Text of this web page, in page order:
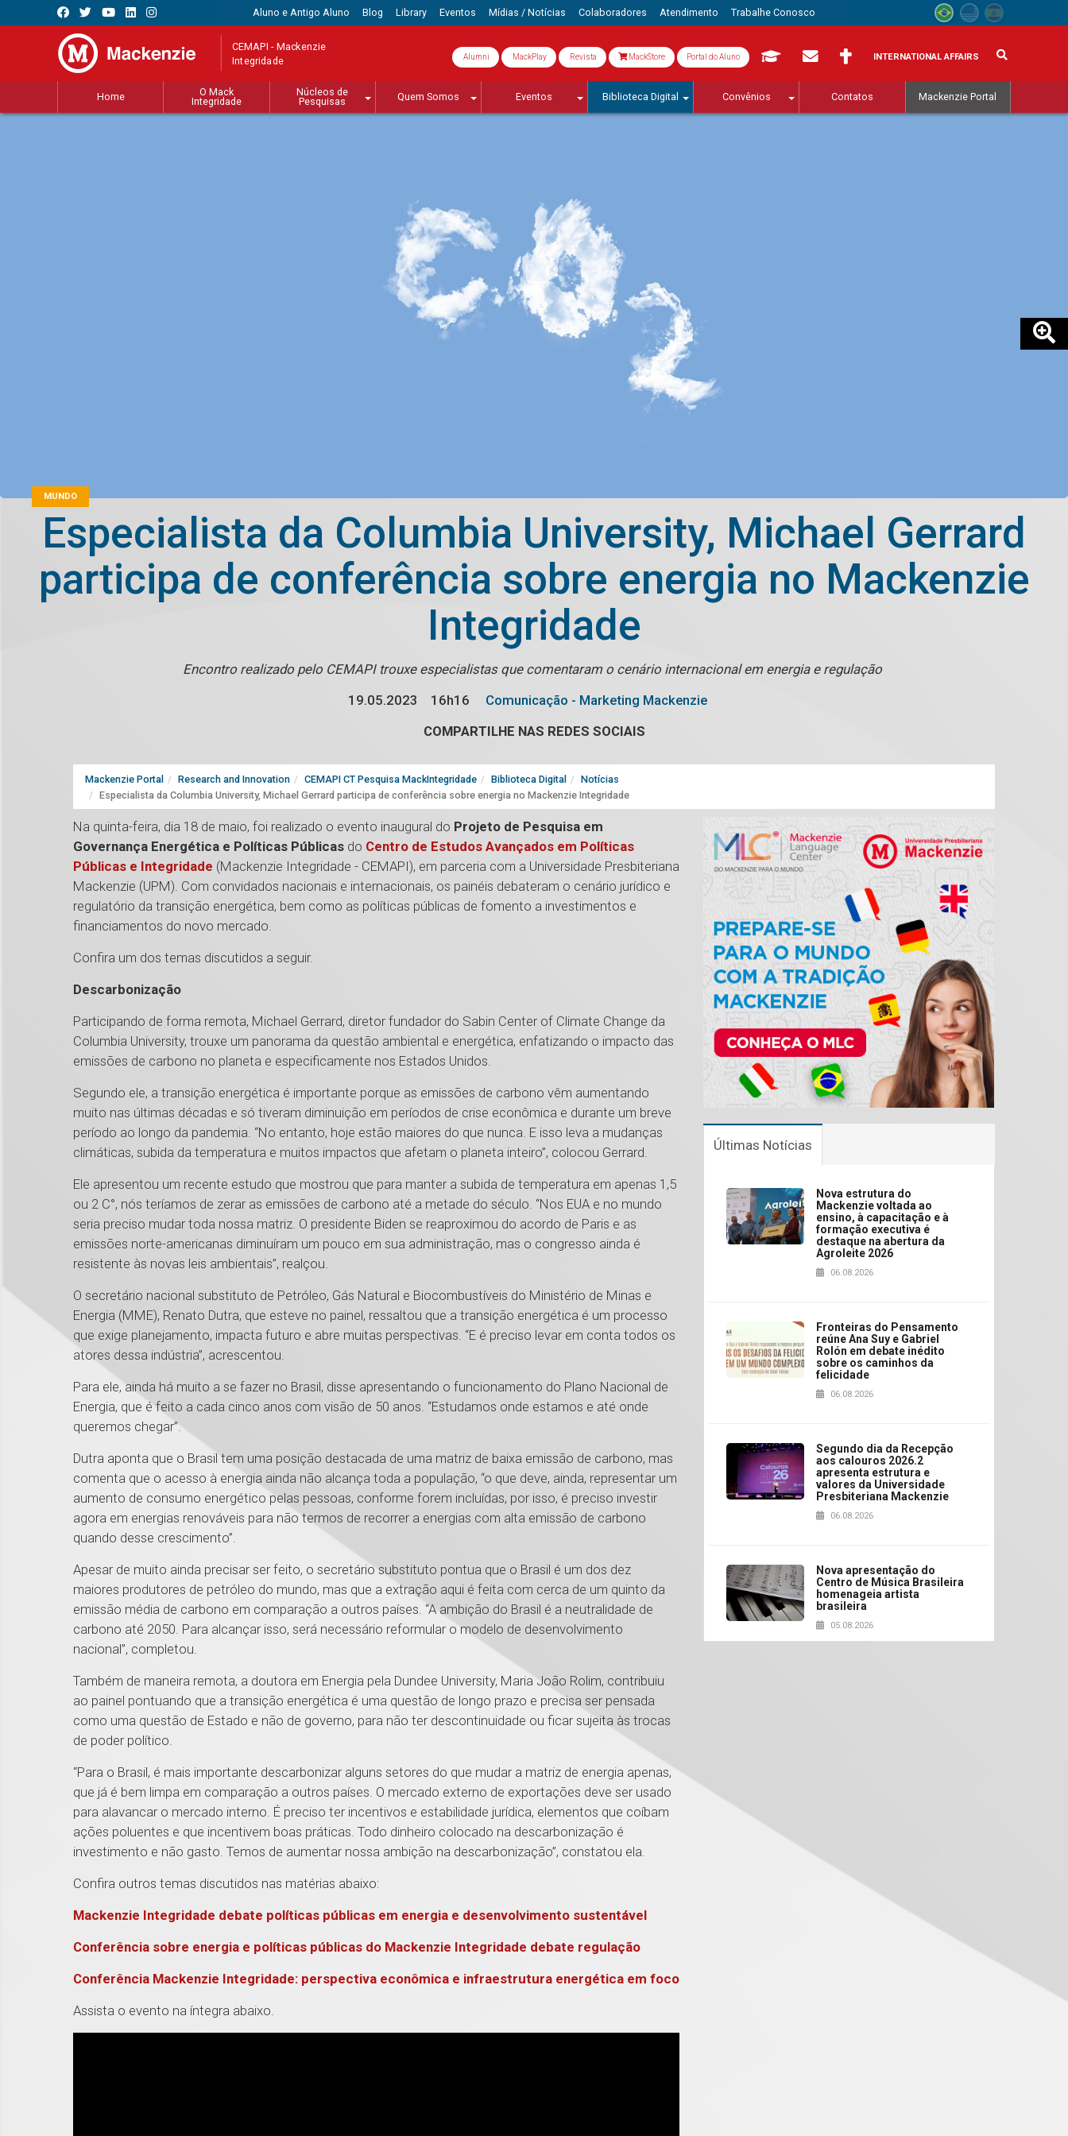
Aluno e Antigo Aluno Blog Library Eventos Mídias / Notícias Colaboradores Atendimento Trabalhe Conosco
CEMAPI - Mackenzie
Integridade Alumni MackPlay Revista MackStore Portal do Aluno INTERNATIONAL AFFAIRS
Home
O Mack
Integridade
Núcleos de
Pesquisas
Quem Somos Eventos Biblioteca Digital Convênios Contatos Mackenzie Portal
MUNDO
Especialista da Columbia University, Michael Gerrard
participa de conferência sobre energia no Mackenzie
Integridade
Encontro realizado pelo CEMAPI trouxe especialistas que comentaram o cenário internacional em energia e regulação
19.05.2023
16h16
Comunicação - Marketing Mackenzie
COMPARTILHE NAS REDES SOCIAIS
Mackenzie Portal Research and Innovation CEMAPI CT Pesquisa MackIntegridade Biblioteca Digital
Notícias
Especialista da Columbia University, Michael Gerrard participa de conferência sobre energia no Mackenzie Integridade
Na quinta-feira, dia 18 de maio, foi realizado o evento inaugural do Projeto de Pesquisa em
Governança Energética e Políticas Públicas do Centro de Estudos Avançados em Políticas
Públicas e Integridade (Mackenzie Integridade - CEMAPI), em parceria com a Universidade Presbiteriana
Mackenzie (UPM). Com convidados nacionais e internacionais, os painéis debateram o cenário jurídico e
regulatório da transição energética, bem como as políticas públicas de fomento a investimentos e
financiamentos do novo mercado.
Confira um dos temas discutidos a seguir.
Descarbonização
Participando de forma remota, Michael Gerrard, diretor fundador do Sabin Center of Climate Change da
Columbia University, trouxe um panorama da questão ambiental e energética, enfatizando o impacto das
emissões de carbono no planeta e especificamente nos Estados Unidos.
Segundo ele, a transição energética é importante porque as emissões de carbono vêm aumentando
muito nas últimas décadas e só tiveram diminuição em períodos de crise econômica e durante um breve
período ao longo da pandemia. “No entanto, hoje estão maiores do que nunca. E isso leva a mudanças
climáticas, subida da temperatura e muitos impactos que afetam o planeta inteiro”, colocou Gerrard.
Ele apresentou um recente estudo que mostrou que para manter a subida de temperatura em apenas 1,5
ou 2 C°, nós teríamos de zerar as emissões de carbono até a metade do século. “Nos EUA e no mundo
seria preciso mudar toda nossa matriz. O presidente Biden se reaproximou do acordo de Paris e as
emissões norte-americanas diminuíram um pouco em sua administração, mas o congresso ainda é
resistente às novas leis ambientais”, realçou.
O secretário nacional substituto de Petróleo, Gás Natural e Biocombustíveis do Ministério de Minas e
Energia (MME), Renato Dutra, que esteve no painel, ressaltou que a transição energética é um processo
que exige planejamento, impacta futuro e abre muitas perspectivas. “E é preciso levar em conta todos os
atores dessa indústria”, acrescentou.
Para ele, ainda há muito a se fazer no Brasil, disse apresentando o funcionamento do Plano Nacional de
Energia, que é feito a cada cinco anos com visão de 50 anos. “Estudamos onde estamos e até onde
queremos chegar”.
Dutra aponta que o Brasil tem uma posição destacada de uma matriz de baixa emissão de carbono, mas
comenta que o acesso à energia ainda não alcança toda a população, “o que deve, ainda, representar um
aumento de consumo energético pelas pessoas, conforme forem incluídas, por isso, é preciso investir
agora em energias renováveis para não termos de recorrer a energias com alta emissão de carbono
quando desse crescimento”.
Apesar de muito ainda precisar ser feito, o secretário substituto pontua que o Brasil é um dos dez
maiores produtores de petróleo do mundo, mas que a extração aqui é feita com cerca de um quinto da
emissão média de carbono em comparação a outros países. “A ambição do Brasil é a neutralidade de
carbono até 2050. Para alcançar isso, será necessário reformular o modelo de desenvolvimento
nacional”, completou.
Também de maneira remota, a doutora em Energia pela Dundee University, Maria João Rolim, contribuiu
ao painel pontuando que a transição energética é uma questão de longo prazo e precisa ser pensada
como uma questão de Estado e não de governo, para não ter descontinuidade ou ficar sujeita às trocas
de poder político.
“Para o Brasil, é mais importante descarbonizar alguns setores do que mudar a matriz de energia apenas,
que já é bem limpa em comparação a outros países. O mercado externo de exportações deve ser usado
para alavancar o mercado interno. É preciso ter incentivos e estabilidade jurídica, elementos que coíbam
ações poluentes e que incentivem boas práticas. Todo dinheiro colocado na descarbonização é
investimento e não gasto. Temos de aumentar nossa ambição na descarbonização”, constatou ela.
Confira outros temas discutidos nas matérias abaixo:
Mackenzie Integridade debate políticas públicas em energia e desenvolvimento sustentável
Conferência sobre energia e políticas públicas do Mackenzie Integridade debate regulação
Conferência Mackenzie Integridade: perspectiva econômica e infraestrutura energética em foco
Assista o evento na íntegra abaixo.
Últimas Notícias
Nova estrutura do
Mackenzie voltada ao
ensino, à capacitação e à
formação executiva é
destaque na abertura da
Agroleite 2026
06.08.2026
Fronteiras do Pensamento
reúne Ana Suy e Gabriel
Rolón em debate inédito
sobre os caminhos da
felicidade
06.08.2026
Segundo dia da Recepção
aos calouros 2026.2
apresenta estrutura e
valores da Universidade
Presbiteriana Mackenzie
06.08.2026
Nova apresentação do
Centro de Música Brasileira
homenageia artista
brasileira
05.08.2026
Mackenzie recepciona os